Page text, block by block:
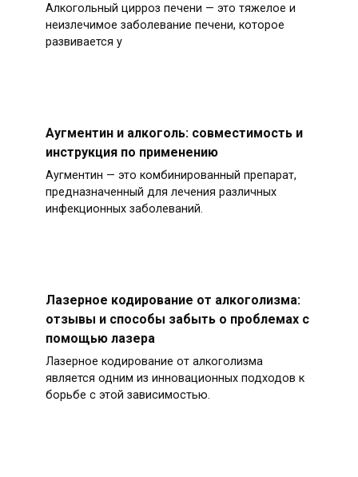
Алкогольный цирроз печени — это тяжелое и
неизлечимое заболевание печени, которое
развивается у
Аугментин и алкоголь: совместимость и
инструкция по применению
Аугментин — это комбинированный препарат,
предназначенный для лечения различных
инфекционных заболеваний.
Лазерное кодирование от алкоголизма:
отзывы и способы забыть о проблемах с
помощью лазера
Лазерное кодирование от алкоголизма
является одним из инновационных подходов к
борьбе с этой зависимостью.